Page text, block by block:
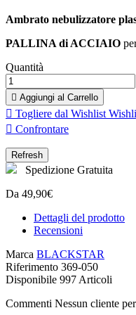
Ambrato nebulizzatore
PALLINA di ACCIAIO
Quantità
 Aggiungi al Carrello
 Togliere dal Wishlist
 Confrontare
Spedizione Gratuita
Da 49,90€
Dettagli del prodotto
Recensioni
Marca BLACKSTAR
Riferimento 369-050
Disponibile 997 Articoli
Commenti Nessun cliente